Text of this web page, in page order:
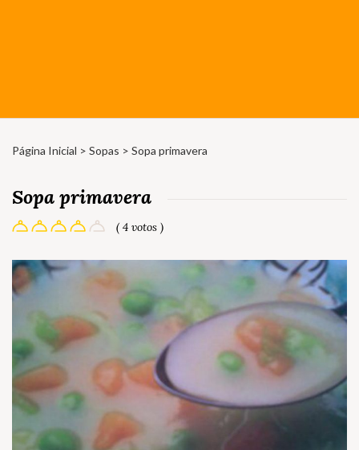
Página Inicial > Sopas > Sopa primavera
Sopa primavera
( 4 votos )